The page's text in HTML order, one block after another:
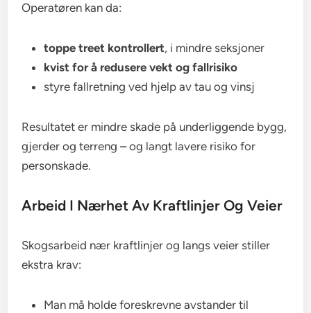
Operatøren kan da:
toppe treet kontrollert, i mindre seksjoner
kvist for å redusere vekt og fallrisiko
styre fallretning ved hjelp av tau og vinsj
Resultatet er mindre skade på underliggende bygg,
gjerder og terreng – og langt lavere risiko for
personskade.
Arbeid I Nærhet Av Kraftlinjer Og Veier
Skogsarbeid nær kraftlinjer og langs veier stiller
ekstra krav:
Man må holde foreskrevne avstander til